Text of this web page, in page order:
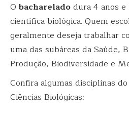
O bachareladodura 4 anos e
científica biológica. Quem
geralmente deseja trabalhar
uma das subáreas da Saúde,
Produção, Biodiversidade e
Confira algumas disciplinas
Ciências Biológicas: